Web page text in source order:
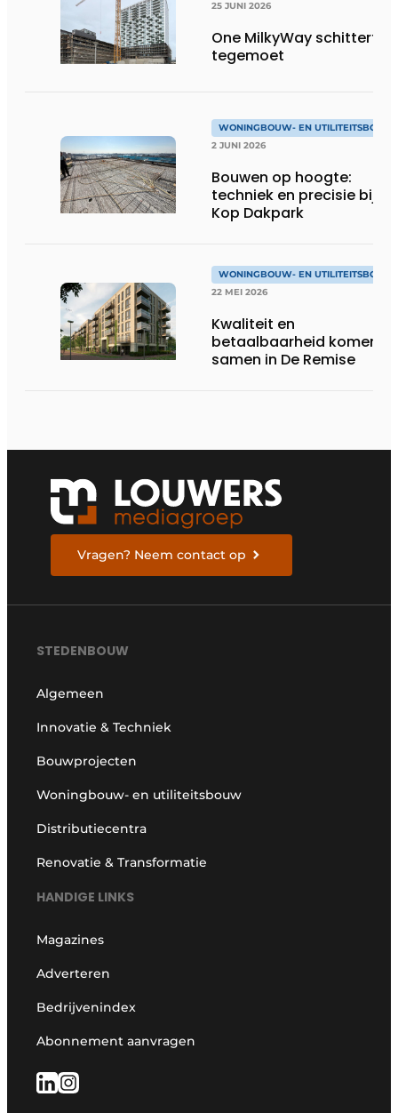
25 JUNI 2026
One MilkyWay schittert je
tegemoet
WONINGBOUW- EN UTILITEITSBOUW
2 JUNI 2026
Bouwen op hoogte:
techniek en precisie bij
Kop Dakpark
WONINGBOUW- EN UTILITEITSBOUW
22 MEI 2026
Kwaliteit en
betaalbaarheid komen
samen in De Remise
Vragen? Neem contact op
STEDENBOUW
Algemeen
Innovatie & Techniek
Bouwprojecten
Woningbouw- en utiliteitsbouw
Distributiecentra
Renovatie & Transformatie
HANDIGE LINKS
Magazines
Adverteren
Bedrijvenindex
Abonnement aanvragen